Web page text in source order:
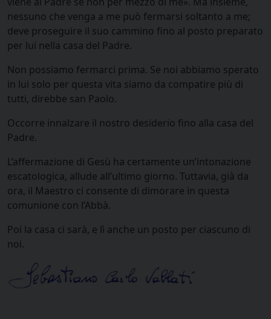
nessuno che venga a me può fermarsi soltanto a me;
deve proseguire il suo cammino fino al posto preparato
per lui nella casa del Padre.
Non possiamo fermarci prima. Se noi abbiamo sperato
in lui solo per questa vita siamo da compatire più di
tutti, direbbe san Paolo.
Occorre innalzare il nostro desiderio fino alla casa del
Padre.
L’affermazione di Gesù ha certamente un’intonazione
escatologica, allude all’ultimo giorno. Tuttavia, già da
ora, il Maestro ci consente di dimorare in questa
comunione con l’Abbà.
Poi la casa ci sarà, e lì anche un posto per ciascuno di
noi.